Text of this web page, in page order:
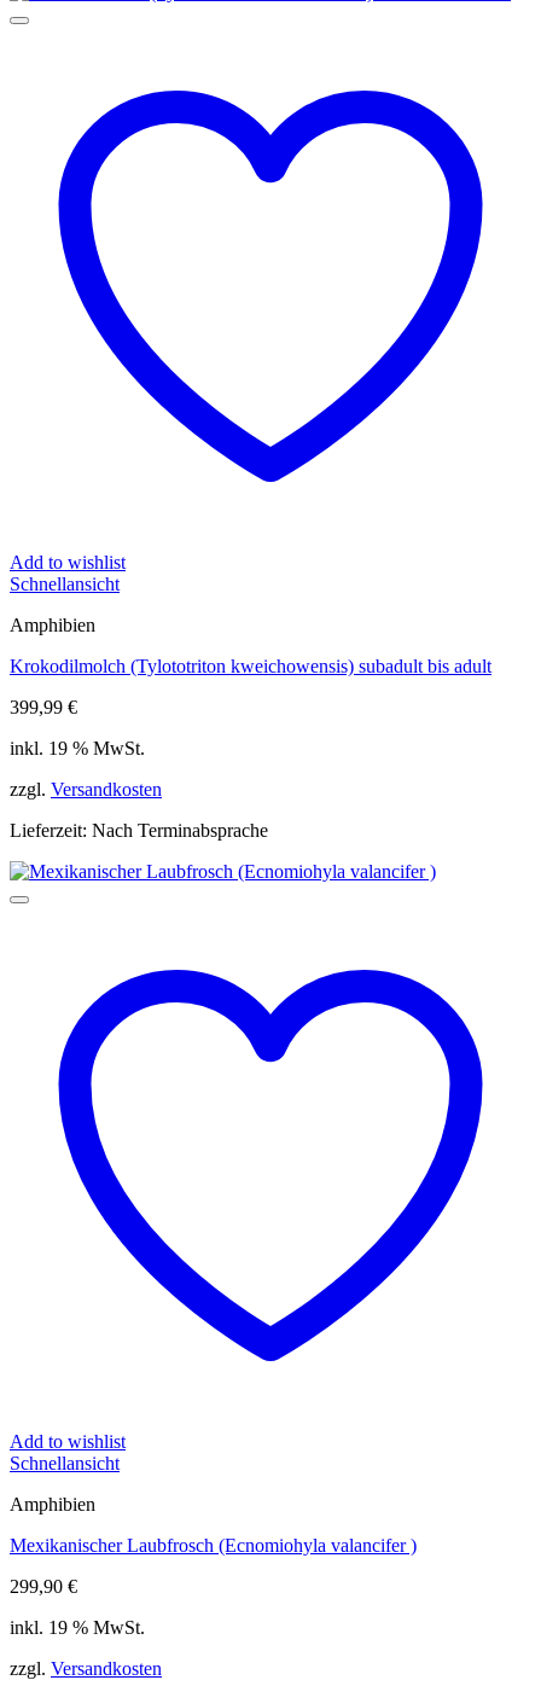
Add to wishlist
Schnellansicht
Amphibien
Krokodilmolch (Tylototriton kweichowensis) subadult bis adult
399,99 €
inkl. 19 % MwSt.
zzgl. Versandkosten
Lieferzeit: Nach Terminabsprache
Add to wishlist
Schnellansicht
Amphibien
Mexikanischer Laubfrosch (Ecnomiohyla valancifer )
299,90 €
inkl. 19 % MwSt.
zzgl. Versandkosten